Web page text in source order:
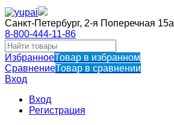
Санкт-Петербург, 2-я Поперечная 15а
8-800-444-11-86
ИзбранноеТовар в избранном
СравнениеТовар в сравнении
Вход
Вход
Регистрация